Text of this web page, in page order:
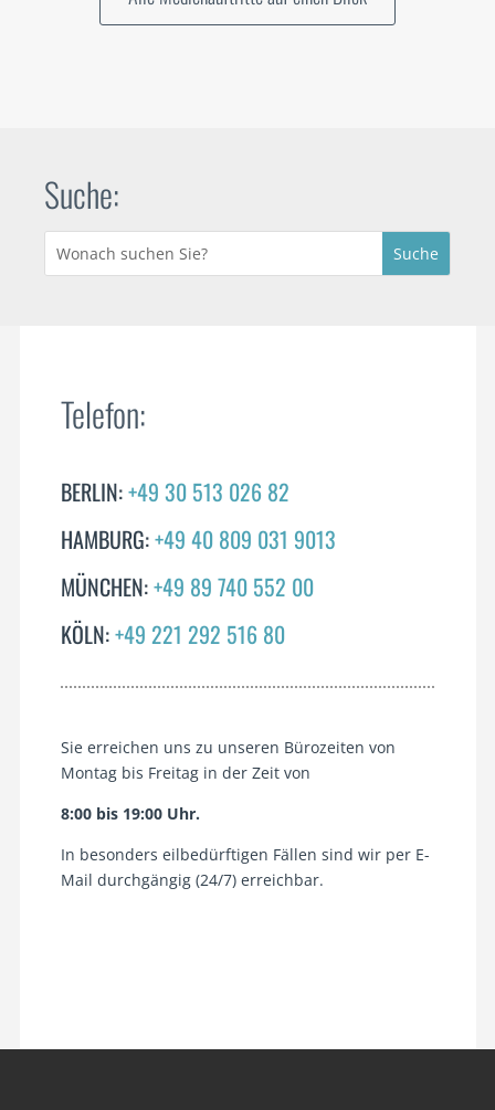
Suche:
Telefon:
BERLIN:+49 30 513 026 82
HAMBURG:+49 40 809 031 9013
MÜNCHEN:+49 89 740 552 00
KÖLN:+49 221 292 516 80
Sie erreichen uns zu unseren Bürozeiten von
Montag bis Freitag in der Zeit von
8:00 bis 19:00 Uhr.
In besonders eilbedürftigen Fällen sind wir per E-
Mail durchgängig (24/7) erreichbar.